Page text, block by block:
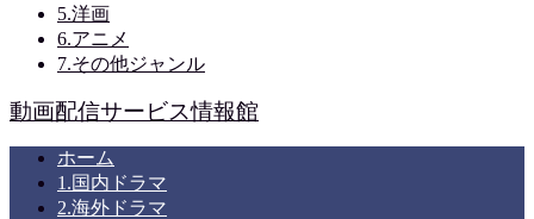
5.洋画
6.アニメ
7.その他ジャンル
動画配信サービス情報館
ホーム
1.国内ドラマ
2.海外ドラマ